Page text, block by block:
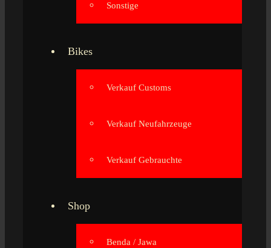
Sonstige
Bikes
Verkauf Customs
Verkauf Neufahrzeuge
Verkauf Gebrauchte
Shop
Benda / Jawa